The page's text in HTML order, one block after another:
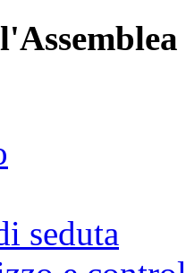
seduta